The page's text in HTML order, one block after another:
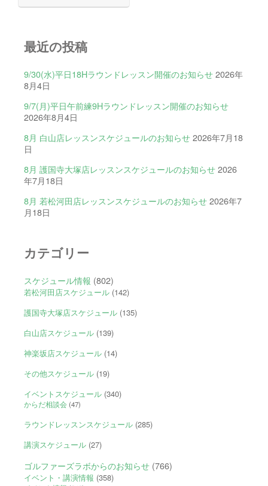
最近の投稿
9/30(水)平日18Hラウンドレッスン開催のお知らせ 2026年
8月4日
9/7(月)平日午前練9Hラウンドレッスン開催のお知らせ
2026年8月4日
8月 白山店レッスンスケジュールのお知らせ 2026年7月18
日
8月 護国寺大塚店レッスンスケジュールのお知らせ 2026
年7月18日
8月 若松河田店レッスンスケジュールのお知らせ 2026年7
月18日
カテゴリー
スケジュール情報 (802)
若松河田店スケジュール(142)
護国寺大塚店スケジュール(135)
白山店スケジュール(139)
神楽坂店スケジュール(14)
その他スケジュール(19)
イベントスケジュール(340)
からだ相談会(47)
ラウンドレッスンスケジュール(285)
講演スケジュール(27)
ゴルファーズラボからのお知らせ(766)
イベント・講演情報 (358)